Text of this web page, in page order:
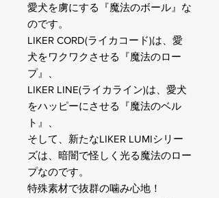
愛犬を虜にする『魔法のボール』な
のです。
LIKER CORD(ライカコード)は、愛
犬をワクワクさせる『魔法のロー
プ』、
LIKER LINE(ライカライン)は、愛犬
をハッピーにさせる『魔法のベル
ト』、
そして、新たなLIKER LUMIシリー
ズは、暗闇で怪しく光る魔法のロー
プなのです。
特殊素材で抜群の噛み心地！